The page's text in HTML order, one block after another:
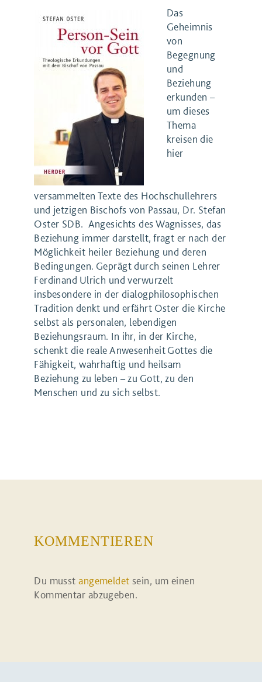
Das
Geheimnis
von
Begegnung
und
Beziehung
erkunden –
um dieses
Thema
kreisen die
hier
versammelten Texte des Hochschullehrers
und jetzigen Bischofs von Passau, Dr. Stefan
Oster SDB. Angesichts des Wagnisses, das
Beziehung immer darstellt, fragt er nach der
Möglichkeit heiler Beziehung und deren
Bedingungen. Geprägt durch seinen Lehrer
Ferdinand Ulrich und verwurzelt
insbesondere in der dialogphilosophischen
Tradition denkt und erfährt Oster die Kirche
selbst als personalen, lebendigen
Beziehungsraum. In ihr, in der Kirche,
schenkt die reale Anwesenheit Gottes die
Fähigkeit, wahrhaftig und heilsam
Beziehung zu leben – zu Gott, zu den
Menschen und zu sich selbst.
KOMMENTIEREN
Du musstangemeldet sein, um einen
Kommentar abzugeben.